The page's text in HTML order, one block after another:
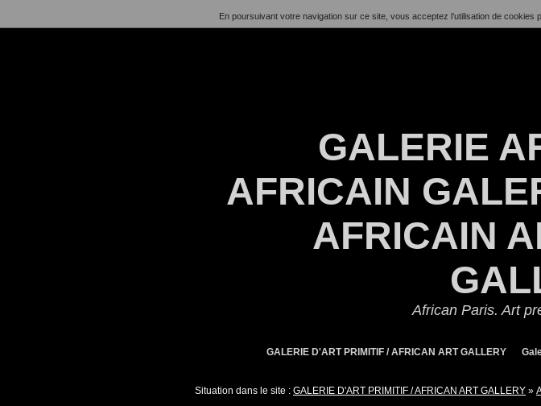
En poursuivant votre navigation sur ce site, vous acceptez l’utilisation de
GALERIE
AFRICAIN
AFRICAIN
African Paris. Art
GALERIE D'ART PRIMITIF / AFRICAN ART GALLERY
Situation dans le site : GALERIE D'ART PRIMITIF / AFRICAN ART GALLERY »